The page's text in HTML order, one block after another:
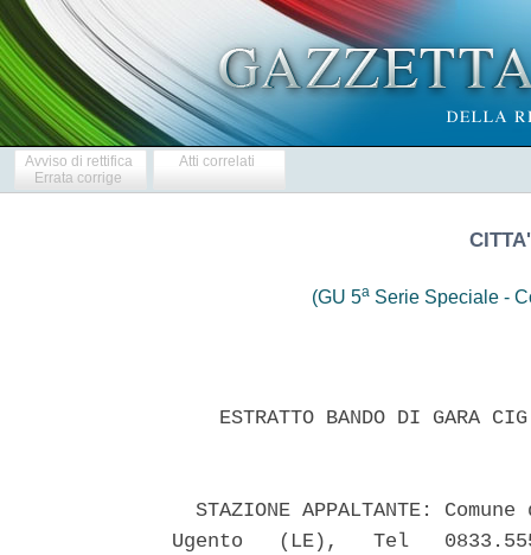
Avviso di rettifica
Errata corrige
Atti correlati
(GU 5a Serie Speciale -
ESTRATTO BANDO DI GARA
STAZIONE APPALTANTE: Comune
Ugento   (LE),   Tel